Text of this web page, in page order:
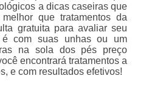
a dicas caseiras que
que tratamentos da
gratuita para avaliar seu
com suas unhas ou um
na sola dos pés preço
encontrará tratamentos a
e com resultados efetivos!